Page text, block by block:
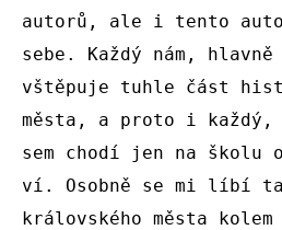
autorů, ale i tento
sebe. Každý nám,
vštěpuje tuhle část
města, a proto i
sem chodí jen na školu
ví. Osobně se mi líbí ta
královského města